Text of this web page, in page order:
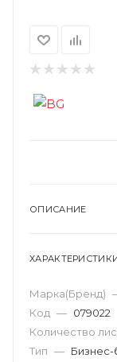
ОПИСАНИЕ
Марка(Бренд)
Код — 079022
Количество
Тип — Бизнес-